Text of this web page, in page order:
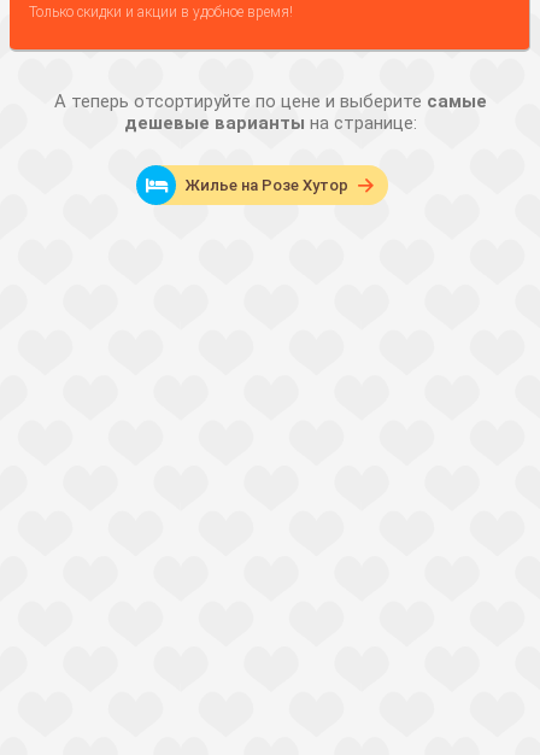
Только скидки и акции в удобное время!
А теперь отсортируйте по цене и выберите самые
дешевые варианты на странице:
 Жилье на Розе Хутор 